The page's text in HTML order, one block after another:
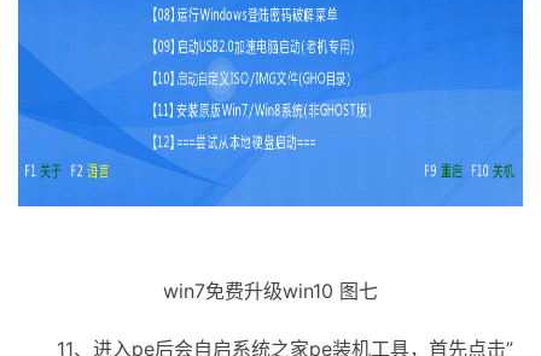
win7免费升级win10 图七
11、进入pe后会自启系统之家pe装机工具，首先点击”